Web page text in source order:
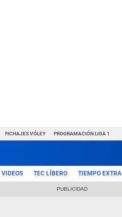
FICHAJES VÓLEY PROGRAMACIÓN LIGA 1
VIDEOS TEC LÍBERO TIEMPO EXTRA